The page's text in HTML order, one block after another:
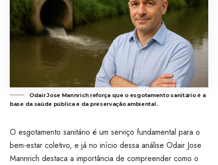
Odair Jose Mannrich reforça que o esgotamento sanitário é a
base da saúde pública e da preservação ambiental.
O esgotamento sanitário é um serviço fundamental para o
bem-estar coletivo, e já no início dessa análise Odair Jose
Mannrich destaca a importância de compreender como o